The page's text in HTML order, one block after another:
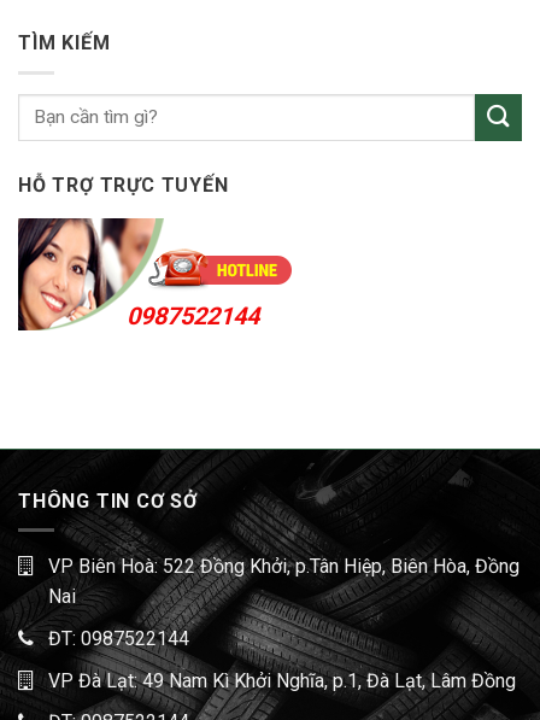
Sóng
TÌM KIẾM
HỖ TRỢ TRỰC TUYẾN
0987522144
THÔNG TIN CƠ SỞ
VP Biên Hoà: 522 Đồng Khởi, p.Tân Hiệp, Biên Hòa, Đồng
Nai
ĐT: 0987522144
VP Đà Lạt: 49 Nam Kì Khởi Nghĩa, p.1, Đà Lạt, Lâm Đồng